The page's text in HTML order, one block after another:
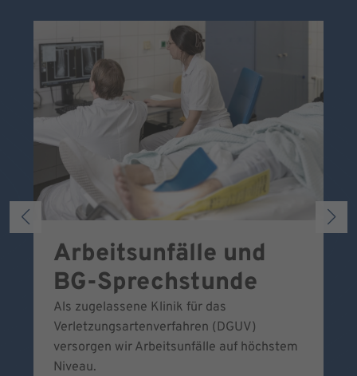
Arbeitsunfälle und
BG-Sprechstunde
Als zugelassene Klinik für das
Verletzungsartenverfahren (DGUV)
versorgen wir Arbeitsunfälle auf höchstem
Niveau.